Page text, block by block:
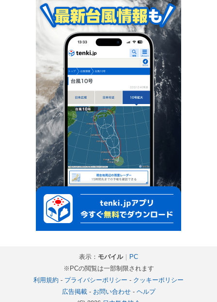
表示： モバイル｜ PC
※PCの閲覧は一部制限されます
利用規約 - プライバシーポリシー - クッキーポリシー
広告掲載- お問い合わせ- ヘルプ